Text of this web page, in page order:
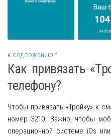
к содержанию ^
Как привязать
телефону?
Чтобы привязать «Тройку» к
номер 3210. Важно, чтобы
операционной системе iOs